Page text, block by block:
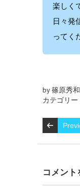
楽しく
日々発
ってく
by 篠原秀和
カテゴリー
コメント